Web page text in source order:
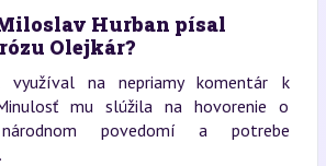
Hurban písal
Olejkár?
využíval na nepriamy komentár k
mu slúžila na hovorenie o
národnom povedomí a potrebe